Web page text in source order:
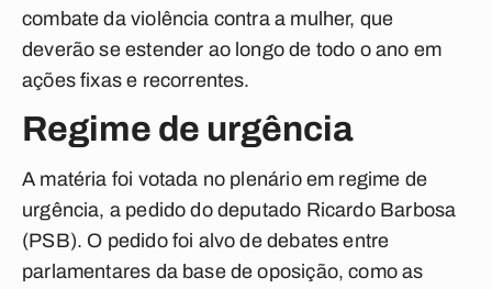
combate da violência contra a mulher, que
deverão se estender ao longo de todo o ano em
ações fixas e recorrentes.
Regime de urgência
A matéria foi votada no plenário em regime de
urgência, a pedido do deputado Ricardo Barbosa
(PSB). O pedido foi alvo de debates entre
parlamentares da base de oposição, como as